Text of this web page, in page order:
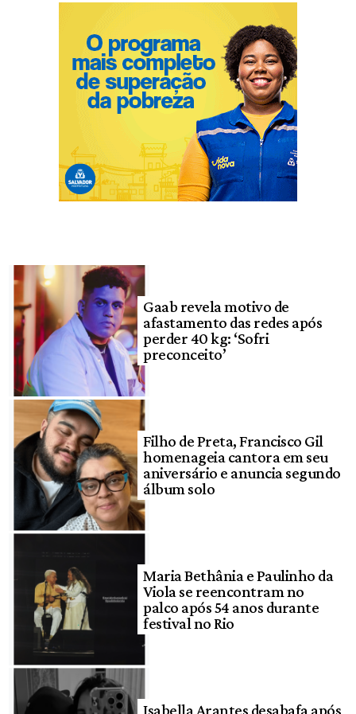
Gaab revela motivo de
afastamento das redes após
perder 40 kg: ‘Sofri
preconceito’
Filho de Preta, Francisco Gil
homenageia cantora em seu
aniversário e anuncia segundo
álbum solo
Maria Bethânia e Paulinho da
Viola se reencontram no
palco após 54 anos durante
festival no Rio
Isabella Arantes desabafa após